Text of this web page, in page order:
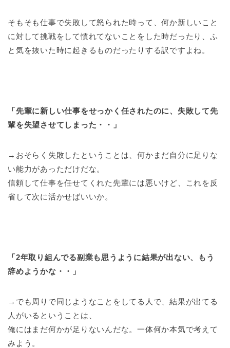
そもそも仕事で失敗して怒られた時って、何か新しいこと
に対して挑戦をして慣れてないことをした時だったり、ふ
と気を抜いた時に起きるものだったりする訳ですよね。
「先輩に新しい仕事をせっかく任されたのに、失敗して先
輩を失望させてしまった・・」
→おそらく失敗したということは、何かまだ自分に足りな
い能力があっただけだな。
信頼して仕事を任せてくれた先輩には悪いけど、これを反
省して次に活かせばいいか。
「2年取り組んでる副業も思うように結果が出ない、もう
辞めようかな・・」
→でも周りで同じようなことをしてる人で、結果が出てる
人がいるということは、
俺にはまだ何かが足りないんだな。一体何か本気で考えて
みよう。